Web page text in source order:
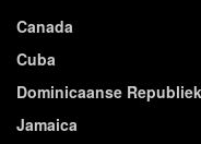
Canada
Cuba
Dominicaanse Republiek
Jamaica